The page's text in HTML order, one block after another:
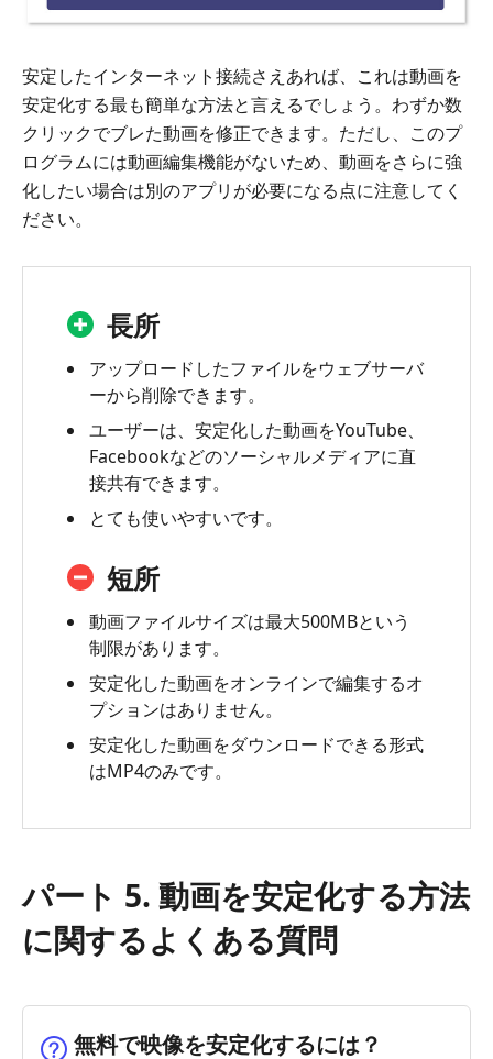
安定したインターネット接続さえあれば、これは動画を
安定化する最も簡単な方法と言えるでしょう。わずか数
クリックでブレた動画を修正できます。ただし、このプ
ログラムには動画編集機能がないため、動画をさらに強
化したい場合は別のアプリが必要になる点に注意してく
ださい。
長所
アップロードしたファイルをウェブサーバ
ーから削除できます。
ユーザーは、安定化した動画をYouTube、
Facebookなどのソーシャルメディアに直
接共有できます。
とても使いやすいです。
短所
動画ファイルサイズは最大500MBという
制限があります。
安定化した動画をオンラインで編集するオ
プションはありません。
安定化した動画をダウンロードできる形式
はMP4のみです。
パート 5. 動画を安定化する方法
に関するよくある質問
無料で映像を安定化するには？